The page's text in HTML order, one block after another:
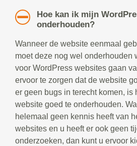
Hoe kan ik mijn
onderhouden?
Wanneer de website eenmaal
moet deze nog wel onderhouden
voor WordPress websites gaan
ervoor te zorgen dat de website
er geen bugs in terecht komen, is
website goed te onderhouden.
helemaal geen kennis heeft van
websites en u heeft er ook geen
onderzoeken, dan kunt u ervoor